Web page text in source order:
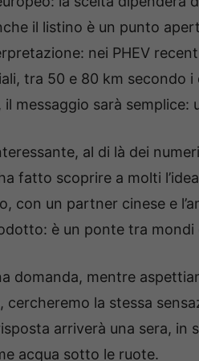
il listino è un punto
nei PHEV recenti
tra 50 e 80 km secondo i
il messaggio sarà
al di là dei
fatto scoprire a molti
con un partner cinese e
è un ponte tra
domanda, mentre
cercheremo la stessa
arriverà una sera, in
acqua sotto le ruote.